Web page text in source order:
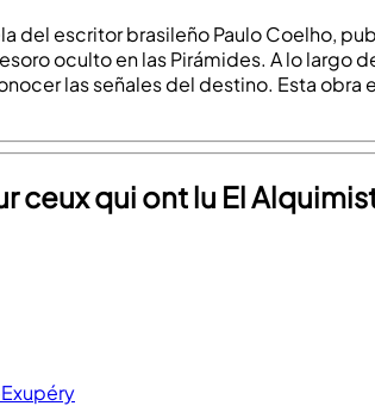
del escritor brasileño Paulo Coelho,
oculto en las Pirámides. A lo largo
las señales del destino. Esta
ceux qui ont lu El